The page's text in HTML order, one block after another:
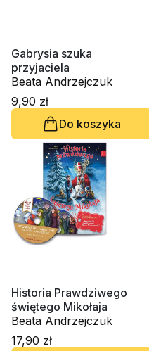
Gabrysia szuka
przyjaciela
Beata Andrzejczuk
9,90 zł
Do koszyka
Historia Prawdziwego
świętego Mikołaja
Beata Andrzejczuk
17,90 zł